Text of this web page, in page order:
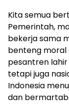
Kita semua
Pemerintah,
bekerja sama
benteng moral
pesantren
tetapi juga
Indonesia
dan